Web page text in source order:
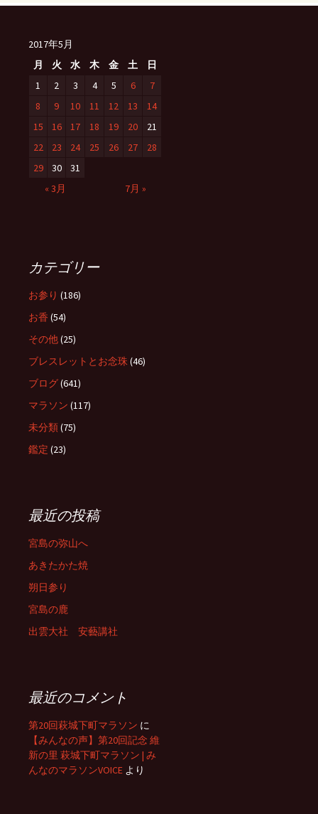
2017年5月
月
火 水 木 金 土
日
1
2 3 4 5 6
7
8
9 10 11 12 13
14
15
16 17 18 19 20
21
22
23 24 25 26 27
28
29
30
31
« 3月
7月 »
カテゴリー
お参り (186)
お香 (54)
その他(25)
ブレスレットとお念珠(46)
ブログ(641)
マラソン (117)
未分類(75)
鑑定 (23)
最近の投稿
宮島の弥山へ
あきたかた焼
朔日参り
宮島の鹿
出雲大社 安藝講社
最近のコメント
第20回萩城下町マラソン に
【みんなの声】第20回記念 維
新の里 萩城下町マラソン | み
んなのマラソンVOICE より